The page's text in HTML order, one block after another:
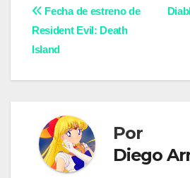
Navegación
de
entradas
Fecha de estreno de
Resident Evil: Death
Island
Por
Diego